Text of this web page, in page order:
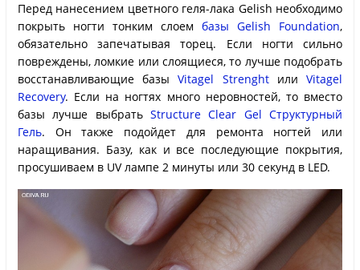
Перед нанесением цветного геля-лака Gelish необходимо
покрыть ногти тонким слоем базы Gelish Foundation,
обязательно запечатывая торец. Если ногти сильно
повреждены, ломкие или слоящиеся, то лучше подобрать
восстанавливающие базыVitagel StrenghtилиVitagel
Recovery. Если на ногтях много неровностей, то вместо
базы лучше выбрать Structure Clear Gel Структурный
Гель. Он также подойдет для ремонта ногтей или
наращивания. Базу, как и все последующие покрытия,
просушиваем в UV лампе 2 минуты или 30 секунд в LED.